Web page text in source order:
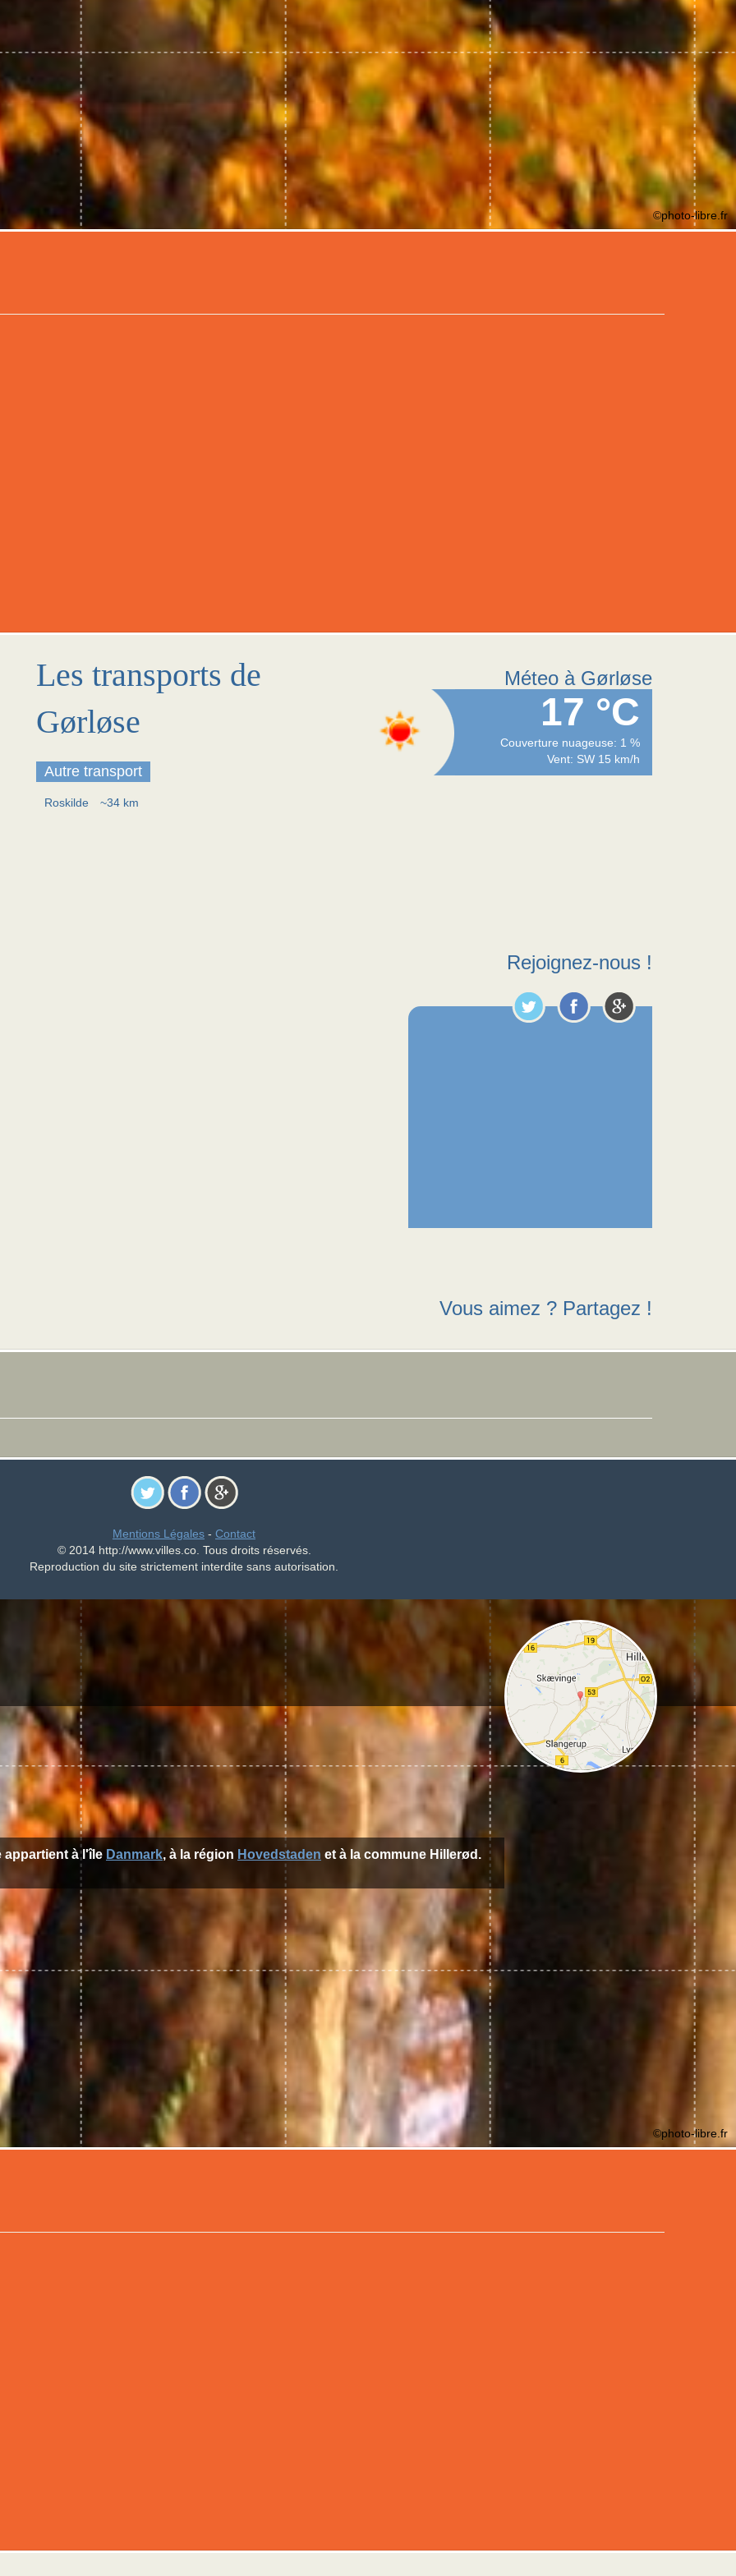
©photo-libre.fr
Les transports de
Gørløse
Autre transport
Roskilde ~34 km
Méteo à Gørløse
17 °C
Couverture nuageuse: 1 %
Vent: SW 15 km/h
Rejoignez-nous !
Vous aimez ? Partagez !
Mentions Légales - Contact
© 2014 http://www.villes.co. Tous droits réservés.
Reproduction du site strictement interdite sans autorisation.
appartient à l'île Danmark, à la région Hovedstaden et à la commune Hillerød.
©photo-libre.fr